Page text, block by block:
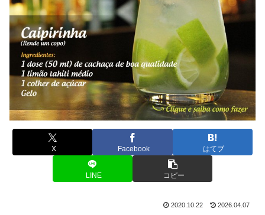
X Facebook はてブ
LINE コピー
2020.10.22 2026.04.07